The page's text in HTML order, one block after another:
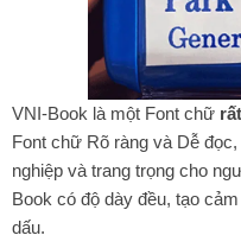
VNI-Book là một Font chữ
Font chữ Rõ ràng và Dễ
nghiệp và trang trọng cho
Book có độ dày đều, tạo
dấu.